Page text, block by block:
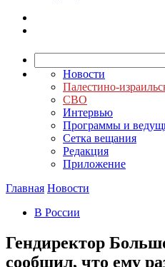
Новости
Палестино-
СВО
Интервью
Программы и
Сетка вещания
Редакция
Приложение
Главная Новости
В России
Гендиректор
сообщил, что ему